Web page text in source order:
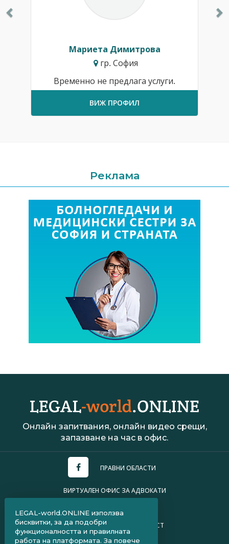
Мариета Димитрова
гр. София
Временно не предлага услуги.
ВИЖ ПРОФИЛ
Реклама
Онлайн запитвания, онлайн видео срещи,
запазване на час в офис.
ПРАВНИ ОБЛАСТИ
ВИРТУАЛЕН ОФИС ЗА АДВОКАТИ
ПОЛИТИКА ЗА ПОВЕРИТЕЛНОСТ
LEGAL-world.ONLINE използва
бисквитки, за да подобри
функционалността и правилната
работа на платформата. За повече